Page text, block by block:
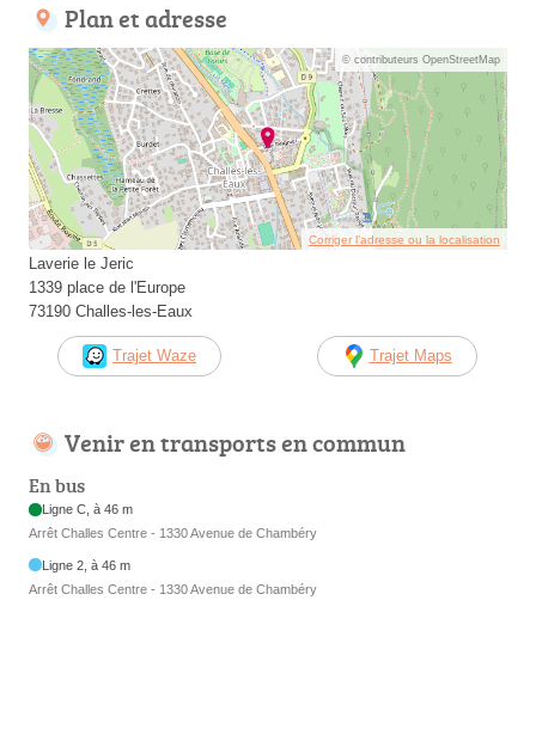
Plan et adresse
© contributeurs OpenStreetMap
Corriger l’adresse ou la localisation
Laverie le Jeric
1339 place de l'Europe
73190 Challes-les-Eaux
Trajet Waze Trajet Maps
Venir en transports en commun
En bus
Ligne C, à 46 m
Arrêt Challes Centre - 1330 Avenue de Chambéry
Ligne 2, à 46 m
Arrêt Challes Centre - 1330 Avenue de Chambéry